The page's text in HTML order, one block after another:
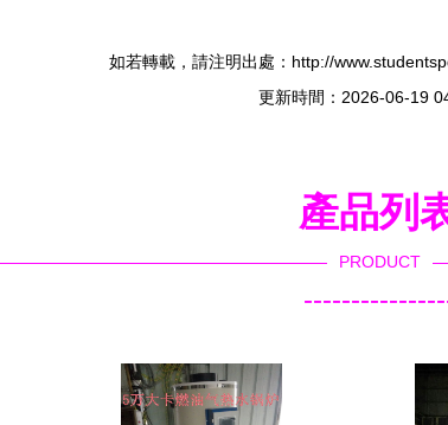
如若轉載，請注明出處：http://
更新時間：2026-06-19
產品列
PRODUCT